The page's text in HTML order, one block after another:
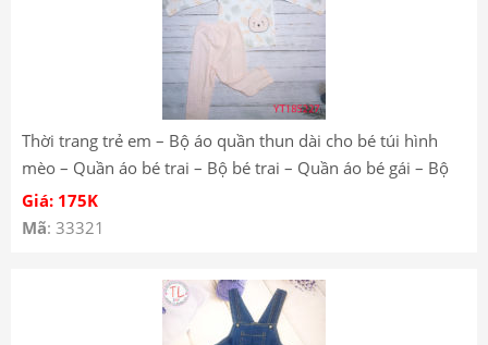
Thời trang trẻ em – Bộ áo quần thun dài cho bé túi hình
mèo – Quần áo bé trai – Bộ bé trai – Quần áo bé gái – Bộ
bé gái YT185227
Giá: 175K
Mã: 33321